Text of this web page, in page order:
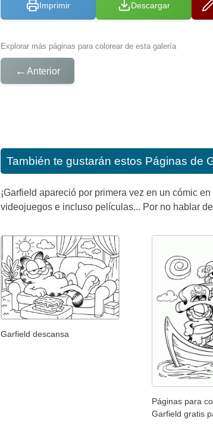
Imprimir Descargar
Explorar más páginas para colorear de esta galería
← Anterior
También te gustarán estos Páginas de
¡Garfield apareció por primera vez en un cómic
videojuegos e incluso películas... Por no hablar
Garfield descansa
Páginas para
Garfield gratis